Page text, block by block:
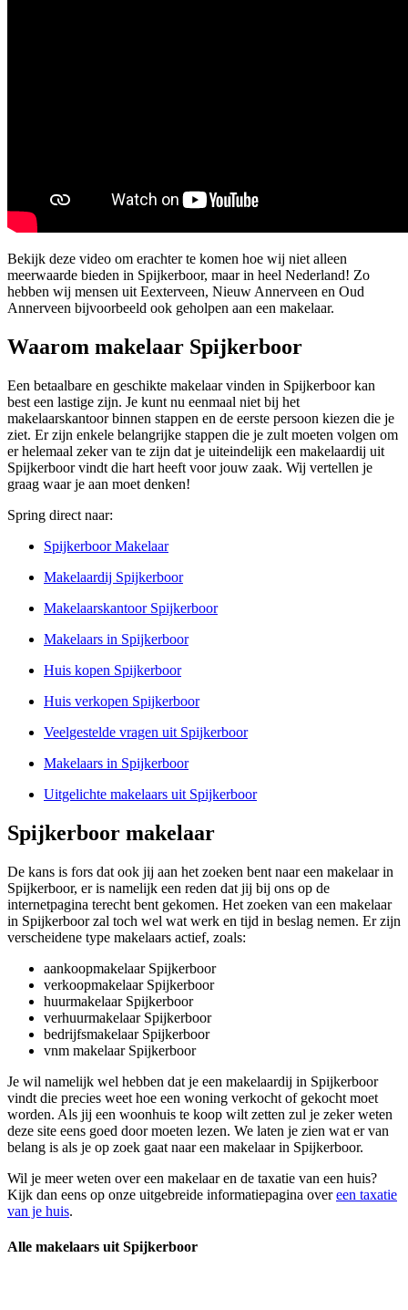
Bekijk deze video om erachter te komen hoe wij niet alleen
meerwaarde bieden in Spijkerboor, maar in heel Nederland! Zo
hebben wij mensen uit Eexterveen, Nieuw Annerveen en Oud
Annerveen bijvoorbeeld ook geholpen aan een makelaar.
Waarom makelaar Spijkerboor
Een betaalbare en geschikte makelaar vinden in Spijkerboor kan
best een lastige zijn. Je kunt nu eenmaal niet bij het
makelaarskantoor binnen stappen en de eerste persoon kiezen die je
ziet. Er zijn enkele belangrijke stappen die je zult moeten volgen om
er helemaal zeker van te zijn dat je uiteindelijk een makelaardij uit
Spijkerboor vindt die hart heeft voor jouw zaak. Wij vertellen je
graag waar je aan moet denken!
Spring direct naar:
Spijkerboor Makelaar
Makelaardij Spijkerboor
Makelaarskantoor Spijkerboor
Makelaars in Spijkerboor
Huis kopen Spijkerboor
Huis verkopen Spijkerboor
Veelgestelde vragen uit Spijkerboor
Makelaars in Spijkerboor
Uitgelichte makelaars uit Spijkerboor
Spijkerboor makelaar
De kans is fors dat ook jij aan het zoeken bent naar een makelaar in
Spijkerboor, er is namelijk een reden dat jij bij ons op de
internetpagina terecht bent gekomen. Het zoeken van een makelaar
in Spijkerboor zal toch wel wat werk en tijd in beslag nemen. Er zijn
verscheidene type makelaars actief, zoals:
aankoopmakelaar Spijkerboor
verkoopmakelaar Spijkerboor
huurmakelaar Spijkerboor
verhuurmakelaar Spijkerboor
bedrijfsmakelaar Spijkerboor
vnm makelaar Spijkerboor
Je wil namelijk wel hebben dat je een makelaardij in Spijkerboor
vindt die precies weet hoe een woning verkocht of gekocht moet
worden. Als jij een woonhuis te koop wilt zetten zul je zeker weten
deze site eens goed door moeten lezen. We laten je zien wat er van
belang is als je op zoek gaat naar een makelaar in Spijkerboor.
Wil je meer weten over een makelaar en de taxatie van een huis?
Kijk dan eens op onze uitgebreide informatiepagina overeen taxatie
van je huis.
Alle makelaars uit Spijkerboor